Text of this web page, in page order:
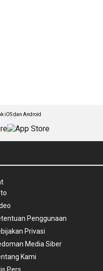
iOS dan Android
Penggunaan
Privasi
Media Siber
Kami